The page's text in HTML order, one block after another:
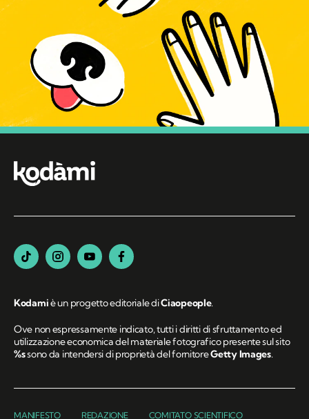
Kodamiè un progetto editoriale diCiaopeople.
Ove non espressamente indicato, tutti i diritti di sfruttamento ed
utilizzazione economica del materiale fotografico presente sul sito
%ssono da intendersi di proprietà del fornitoreGetty Images.
MANIFESTO REDAZIONE COMITATO SCIENTIFICO